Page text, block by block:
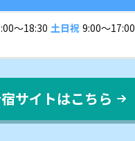
〜18:30 土日祝 9:00〜17:00
サイトはこちら